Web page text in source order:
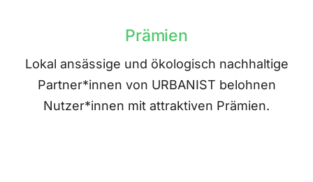
Prämien
Lokal ansässige und ökologisch nachhaltige
Partner*innen von URBANIST belohnen
Nutzer*innen mit attraktiven Prämien.